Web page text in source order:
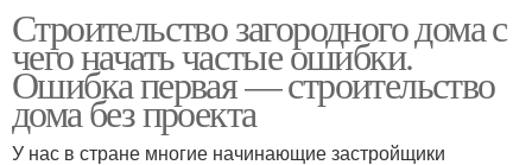
Строительство загородного дома с
чего начать частые ошибки.
Ошибка первая — строительство
дома без проекта
У нас в стране многие начинающие застройщики